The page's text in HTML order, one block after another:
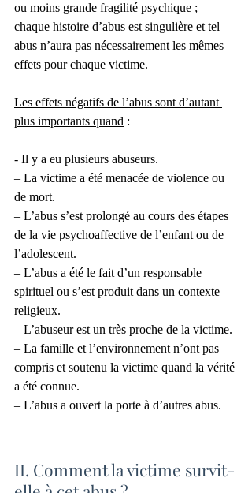
ou moins grande fragilité psychique ;
chaque histoire d’abus est singulière et tel
abus n’aura pas nécessairement les mêmes
effets pour chaque victime.
Les effets négatifs de l’abus sont d’autant
plus importants quand :
- Il y a eu plusieurs abuseurs.
– La victime a été menacée de violence ou
de mort.
– L’abus s’est prolongé au cours des étapes
de la vie psychoaffective de l’enfant ou de
l’adolescent.
– L’abus a été le fait d’un responsable
spirituel ou s’est produit dans un contexte
religieux.
– L’abuseur est un très proche de la victime.
– La famille et l’environnement n’ont pas
compris et soutenu la victime quand la vérité
a été connue.
– L’abus a ouvert la porte à d’autres abus.
II. Comment la victime survit-